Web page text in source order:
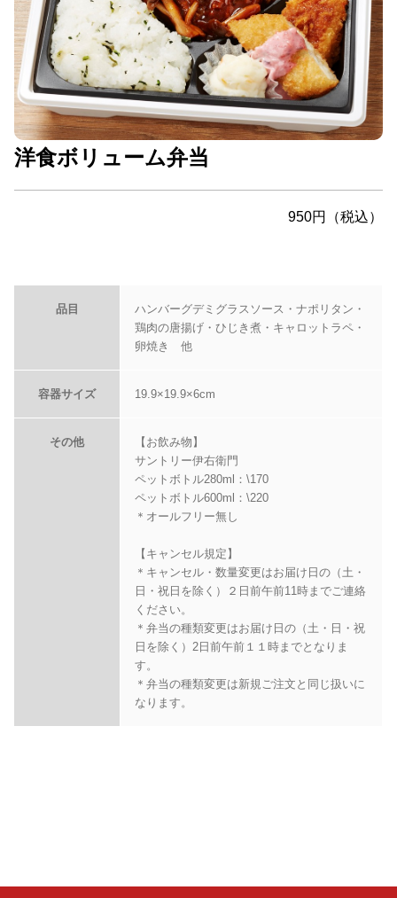
洋食ボリューム弁当
950円（税込）
品目
ハンバーグデミグラスソース・ナポリタン・
鶏肉の唐揚げ・ひじき煮・キャロットラペ・
卵焼き 他
容器サイズ 19.9×19.9×6cm
その他
【お飲み物】
サントリー伊右衛門
ペットボトル280ml：\170
ペットボトル600ml：\220
＊オールフリー無し
【キャンセル規定】
＊キャンセル・数量変更はお届け日の（土・
日・祝日を除く）２日前午前11時までご連絡
ください。
＊弁当の種類変更はお届け日の（土・日・祝
日を除く）2日前午前１１時までとなりま
す。
＊弁当の種類変更は新規ご注文と同じ扱いに
なります。